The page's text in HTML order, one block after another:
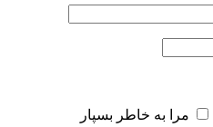
مرا به خاطر بسپار